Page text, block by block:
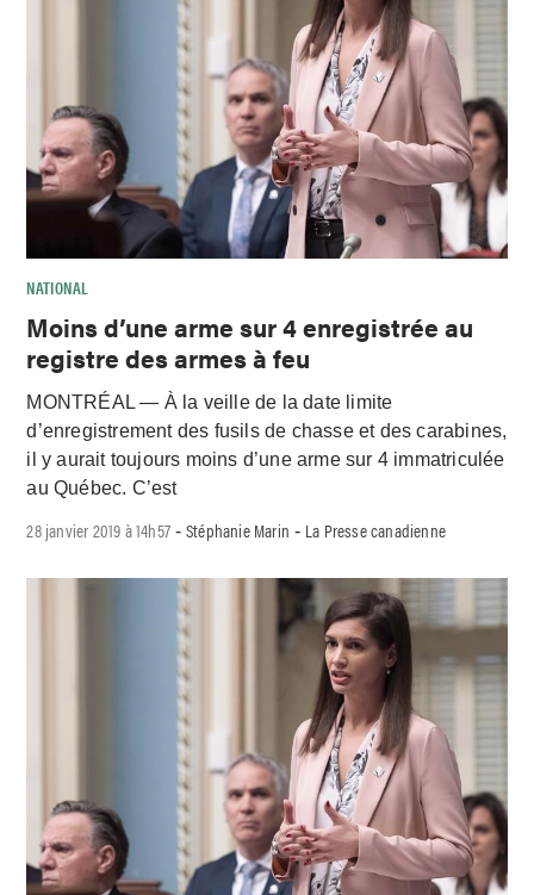
NATIONAL
Moins d’une arme sur 4 enregistrée au
registre des armes à feu
MONTRÉAL — À la veille de la date limite
d’enregistrement des fusils de chasse et des carabines,
il y aurait toujours moins d’une arme sur 4 immatriculée
au Québec. C’est
28 janvier 2019 à 14h57 -Stéphanie Marin - La Presse canadienne